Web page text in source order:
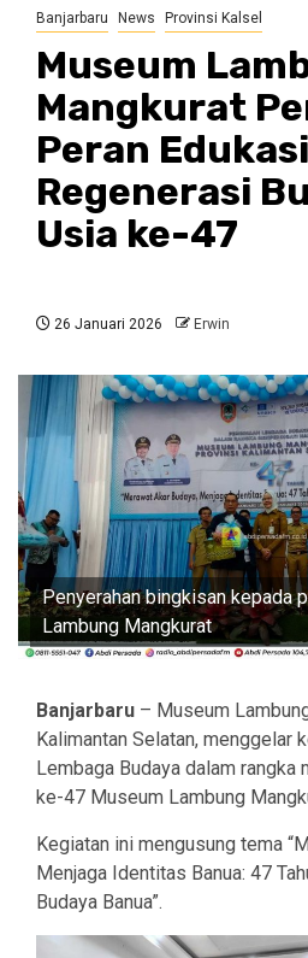
Banjarbaru News Provinsi Kalsel
Museum
Mangkurat
Peran
Regenerasi
Usia ke-47
26 Januari 2026 Erwin
Penyerahan bingkisan kepada
Lambung Mangkurat
Banjarbaru – Museum
Kalimantan Selatan, menggelar
Lembaga Budaya dalam
ke-47 Museum Lambung
Kegiatan ini mengusung tema
Menjaga Identitas Banua: 47
Budaya Banua”.